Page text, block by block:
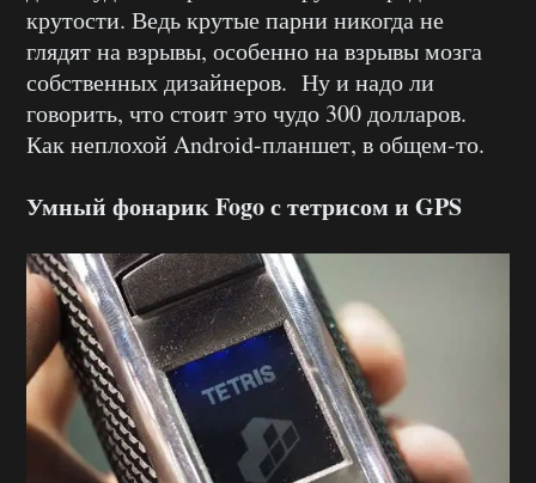
крутости. Ведь крутые парни никогда не
глядят на взрывы, особенно на взрывы мозга
собственных дизайнеров. Ну и надо ли
говорить, что стоит это чудо 300 долларов.
Как неплохой Android-планшет, в общем-то.
Умный фонарик Fogo с тетрисом и GPS